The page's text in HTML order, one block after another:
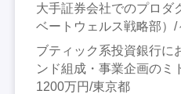
大手証券会社でのプロダ
ベートウェルス戦略部）
ブティック系投資銀行に
ンド組成・事業企画の
1200万円/東京都